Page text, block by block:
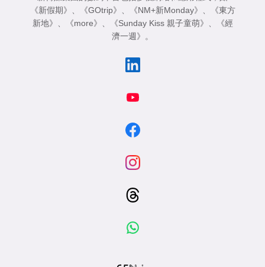
《新假期》 、 《GOtrip》 、 《NM+新Monday》 、
《東方
新地》 、 《more》 、 《Sunday Kiss 親子童萌》 、
《經
濟一週》 。